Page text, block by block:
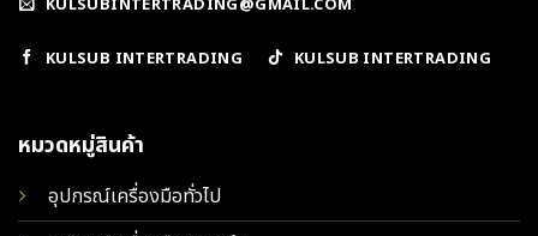
KULSUBINTERTRADING@GMAIL.COM
KULSUB INTERTRADING KULSUB INTERTRADING
หมวดหมู่สินค้า
อุปกรณ์เครื่องมือทั่วไป